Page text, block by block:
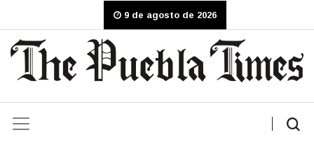
9 de agosto de 2026